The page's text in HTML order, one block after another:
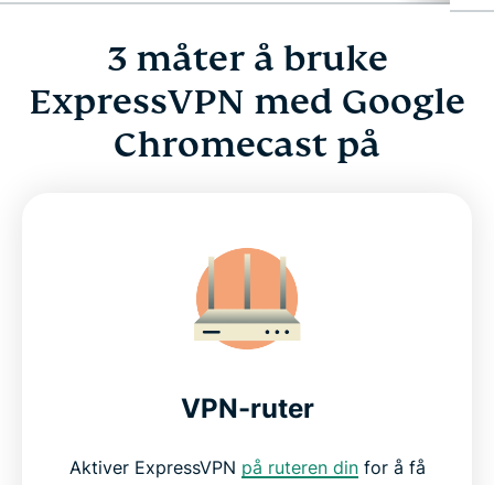
3 måter å bruke ExpressVPN med Google
Video: Slik bruker du ExpressVPN med en ruter for
For alle Chromecast-modeller
Grunnen til at strømme-fans elsker ExpressVPN
3 måter å bruke
ExpressVPN med Google
Chromecast på
VPN-ruter
Aktiver ExpressVPN på ruteren dinfor å få